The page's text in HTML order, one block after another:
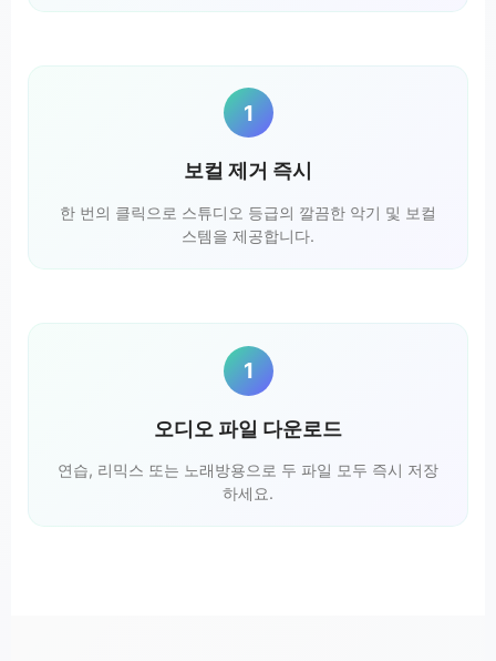
1
보컬 제거 즉시
한 번의 클릭으로 스튜디오 등급의 깔끔한 악기 및 보컬
스템을 제공합니다.
1
오디오 파일 다운로드
연습, 리믹스 또는 노래방용으로 두 파일 모두 즉시 저장
하세요.